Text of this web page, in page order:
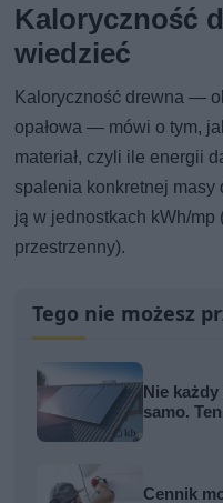
Kaloryczność
wiedzieć
Kaloryczność drewna —
opałowa — mówi o tym,
materiał, czyli ile energii
spalenia konkretnej
ją w jednostkach kWh/
przestrzenny).
Tego nie możesz
Nie
samo.
Cennik